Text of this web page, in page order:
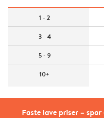
Faste lave priser –
1 - 2
3 - 4
5 - 9
10+